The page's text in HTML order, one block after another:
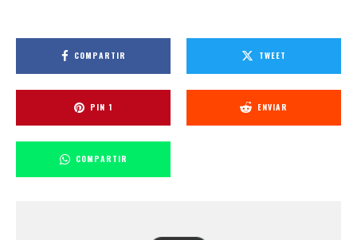
COMPARTIR TWEET
PIN 1 ENVIAR
COMPARTIR